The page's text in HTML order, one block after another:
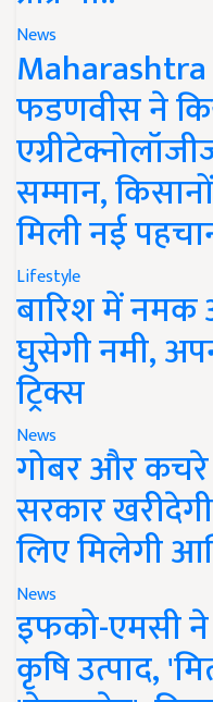
News
Maharashtra
फडणवीस ने
सम्मान,
मिली नई
Lifestyle
बारिश में नमक
घुसेगी नमी,
ट्रिक्स
News
गोबर और कचरे
सरकार
लिए मिलेगी
News
इफको-एमसी ने
कृषि उत्पाद,